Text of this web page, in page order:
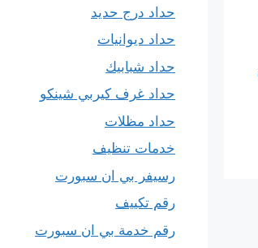
حداد درج حديد
حداد ديوانيات
حداد شبابيك
حداد غرف كيربي شينكو
حداد مظلات
خدمات تنظيف
رسيفر بي ان سبورت
رقم تكييف
رقم خدمة بي ان سبورت